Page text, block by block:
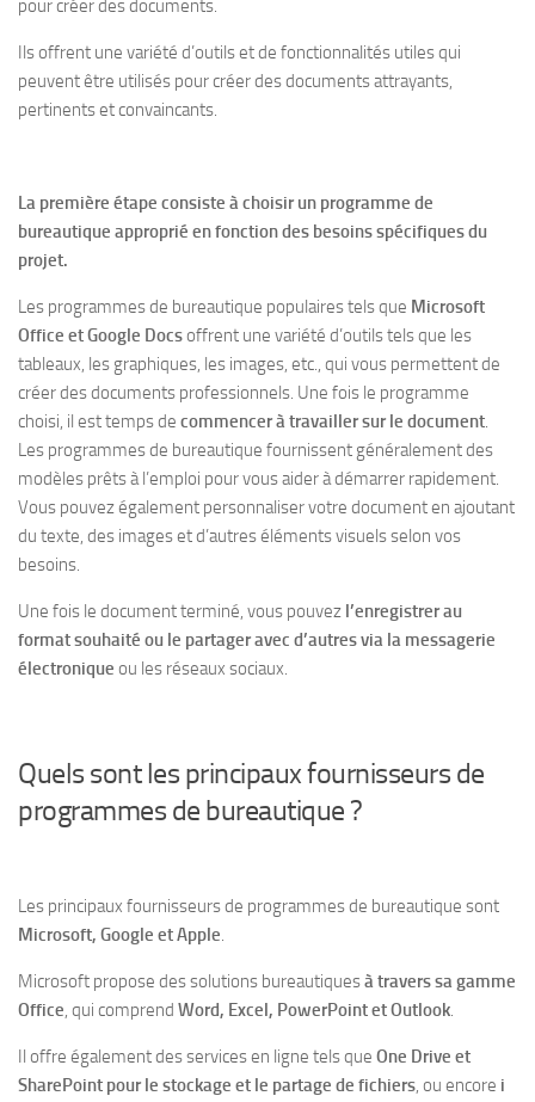
pour créer des documents.
Ils offrent une variété d’outils et de fonctionnalités utiles qui
peuvent être utilisés pour créer des documents attrayants,
pertinents et convaincants.
La première étape consiste à choisir un programme de
bureautique approprié en fonction des besoins spécifiques du
projet.
Les programmes de bureautique populaires tels que Microsoft
Office et Google Docsoffrent une variété d’outils tels que les
tableaux, les graphiques, les images, etc., qui vous permettent de
créer des documents professionnels. Une fois le programme
choisi, il est temps de commencer à travailler sur le document.
Les programmes de bureautique fournissent généralement des
modèles prêts à l’emploi pour vous aider à démarrer rapidement.
Vous pouvez également personnaliser votre document en ajoutant
du texte, des images et d’autres éléments visuels selon vos
besoins.
Une fois le document terminé, vous pouvez l’enregistrer au
format souhaité ou le partager avec d’autres via la messagerie
électronique ou les réseaux sociaux.
Quels sont les principaux fournisseurs de
programmes de bureautique ?
Les principaux fournisseurs de programmes de bureautique sont
Microsoft, Google et Apple.
Microsoft propose des solutions bureautiquesà travers sa gamme
Office, qui comprend Word, Excel, PowerPoint et Outlook.
Il offre également des services en ligne tels que One Drive et
SharePoint pour le stockage et le partage de fichiers, ou encore i